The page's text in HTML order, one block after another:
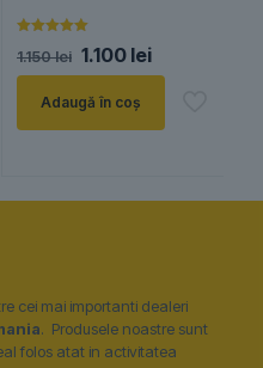
5.00
1.150lei Prețul
inițial
a
fost:
1.150 lei.
1.100 leiPrețul
curent
Adaugă în coș
cei mai importanti dealeri
. Produsele noastre sunt
folos atat in activitatea